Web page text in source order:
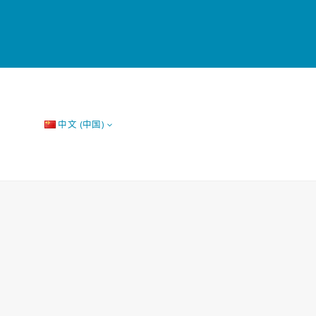
中文 (中国)